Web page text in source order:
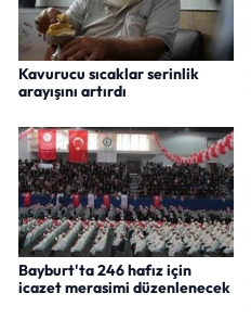
Kavurucu sıcaklar serinlik
arayışını artırdı
Bayburt'ta 246 hafız için
icazet merasimi düzenlenecek